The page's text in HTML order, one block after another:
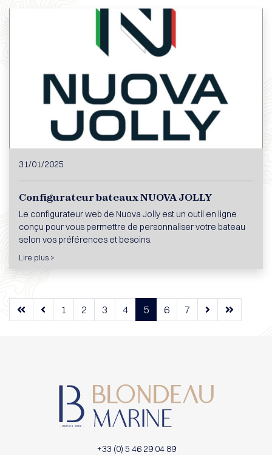
31/01/2025
Configurateur bateaux NUOVA JOLLY
Le configurateur web de Nuova Jolly est un outil en ligne
conçu pour vous permettre de personnaliser votre bateau
selon vos préférences et besoins.
Lire plus >
1 2 3 4 5 6 7
+33 (0) 5 46 29 04 89